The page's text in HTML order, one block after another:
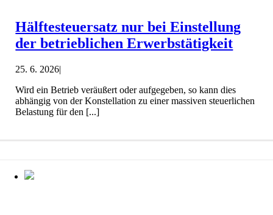
Hälftesteuersatz nur bei Einstellung
der betrieblichen Erwerbstätigkeit
25. 6. 2026|
Wird ein Betrieb veräußert oder aufgegeben, so kann dies
abhängig von der Konstellation zu einer massiven steuerlichen
Belastung für den [...]